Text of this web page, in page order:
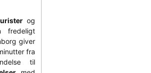
og
fredeligt
giver
fra
til